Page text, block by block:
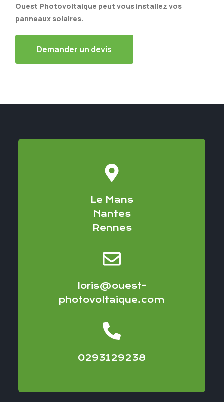
Ouest Photovoltaique peut vous installez vos
panneaux solaires.
Demander un devis
Le Mans
Nantes
Rennes
loris@ouest-
photovoltaique.com
0293129238